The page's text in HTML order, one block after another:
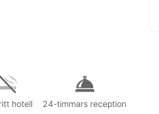
hotell 24-timmars reception